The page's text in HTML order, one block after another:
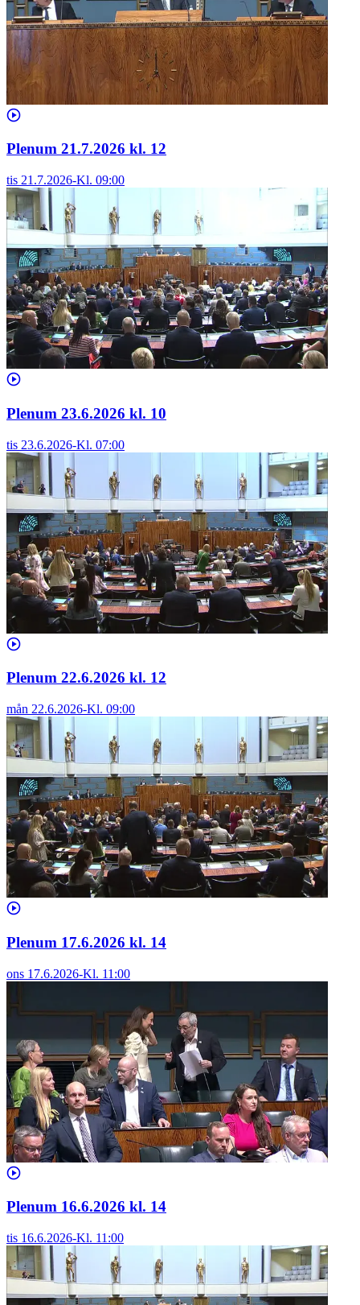
Plenum 21.7.2026 kl. 12
tis 21.7.2026-Kl. 09:00
Plenum 23.6.2026 kl. 10
tis 23.6.2026-Kl. 07:00
Plenum 22.6.2026 kl. 12
mån 22.6.2026-Kl. 09:00
Plenum 17.6.2026 kl. 14
ons 17.6.2026-Kl. 11:00
Plenum 16.6.2026 kl. 14
tis 16.6.2026-Kl. 11:00